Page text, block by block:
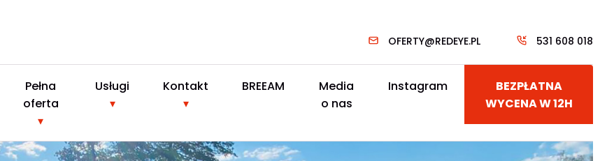
531 608 018
OFERTY@REDEYE.PL
Pełna
oferta
Usługi Kontakt BREEAM
Media
o nas
Instagram
BEZPŁATNA
WYCENA W 12H